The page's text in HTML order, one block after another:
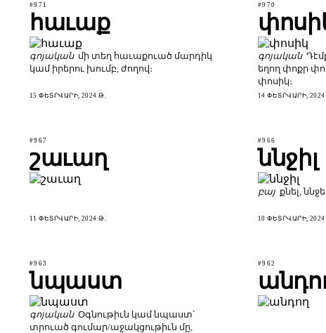
#971
հաւաք
գոյական մի տեղ հաւաքուած մարդիկ
կամ իրերու խումբ, ժողով։
15 ՓԵՏՐՎԱՐԻ, 2024 Թ.
#970
գոյական
եղող փոքր
փոսիկ։
14 ՓԵՏՐՎԱՐԻ, 2024
#967
շաւաղ
11 ՓԵՏՐՎԱՐԻ, 2024 Թ.
#966
ննջիլ
բայ քնել,
10 ՓԵՏՐՎԱՐԻ, 2024
#963
նպաստ
գոյական Օգնութիւն կամ նպաստ՝
տրուած գումար/աջակցութիւն մը,
#962